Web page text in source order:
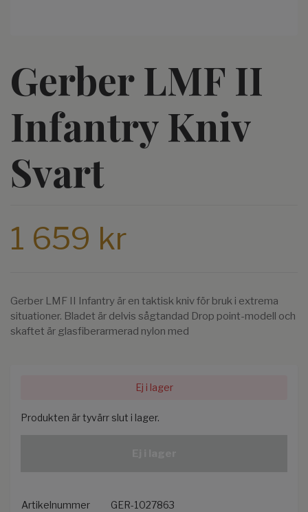
Gerber LMF II
Infantry Kniv
Svart
1 659 kr
Gerber LMF II Infantry är en taktisk kniv för bruk i extrema
situationer. Bladet är delvis sågtandad Drop point-modell och
skaftet är glasfiberarmerad nylon med
Ej i lager
Produkten är tyvärr slut i lager.
Artikelnummer GER-1027863